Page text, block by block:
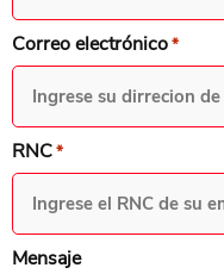
Correo electrónico*
RNC*
Mensaje